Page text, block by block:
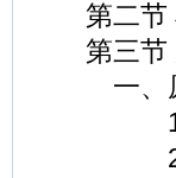
第二节
第三节
一、原
1、
2、